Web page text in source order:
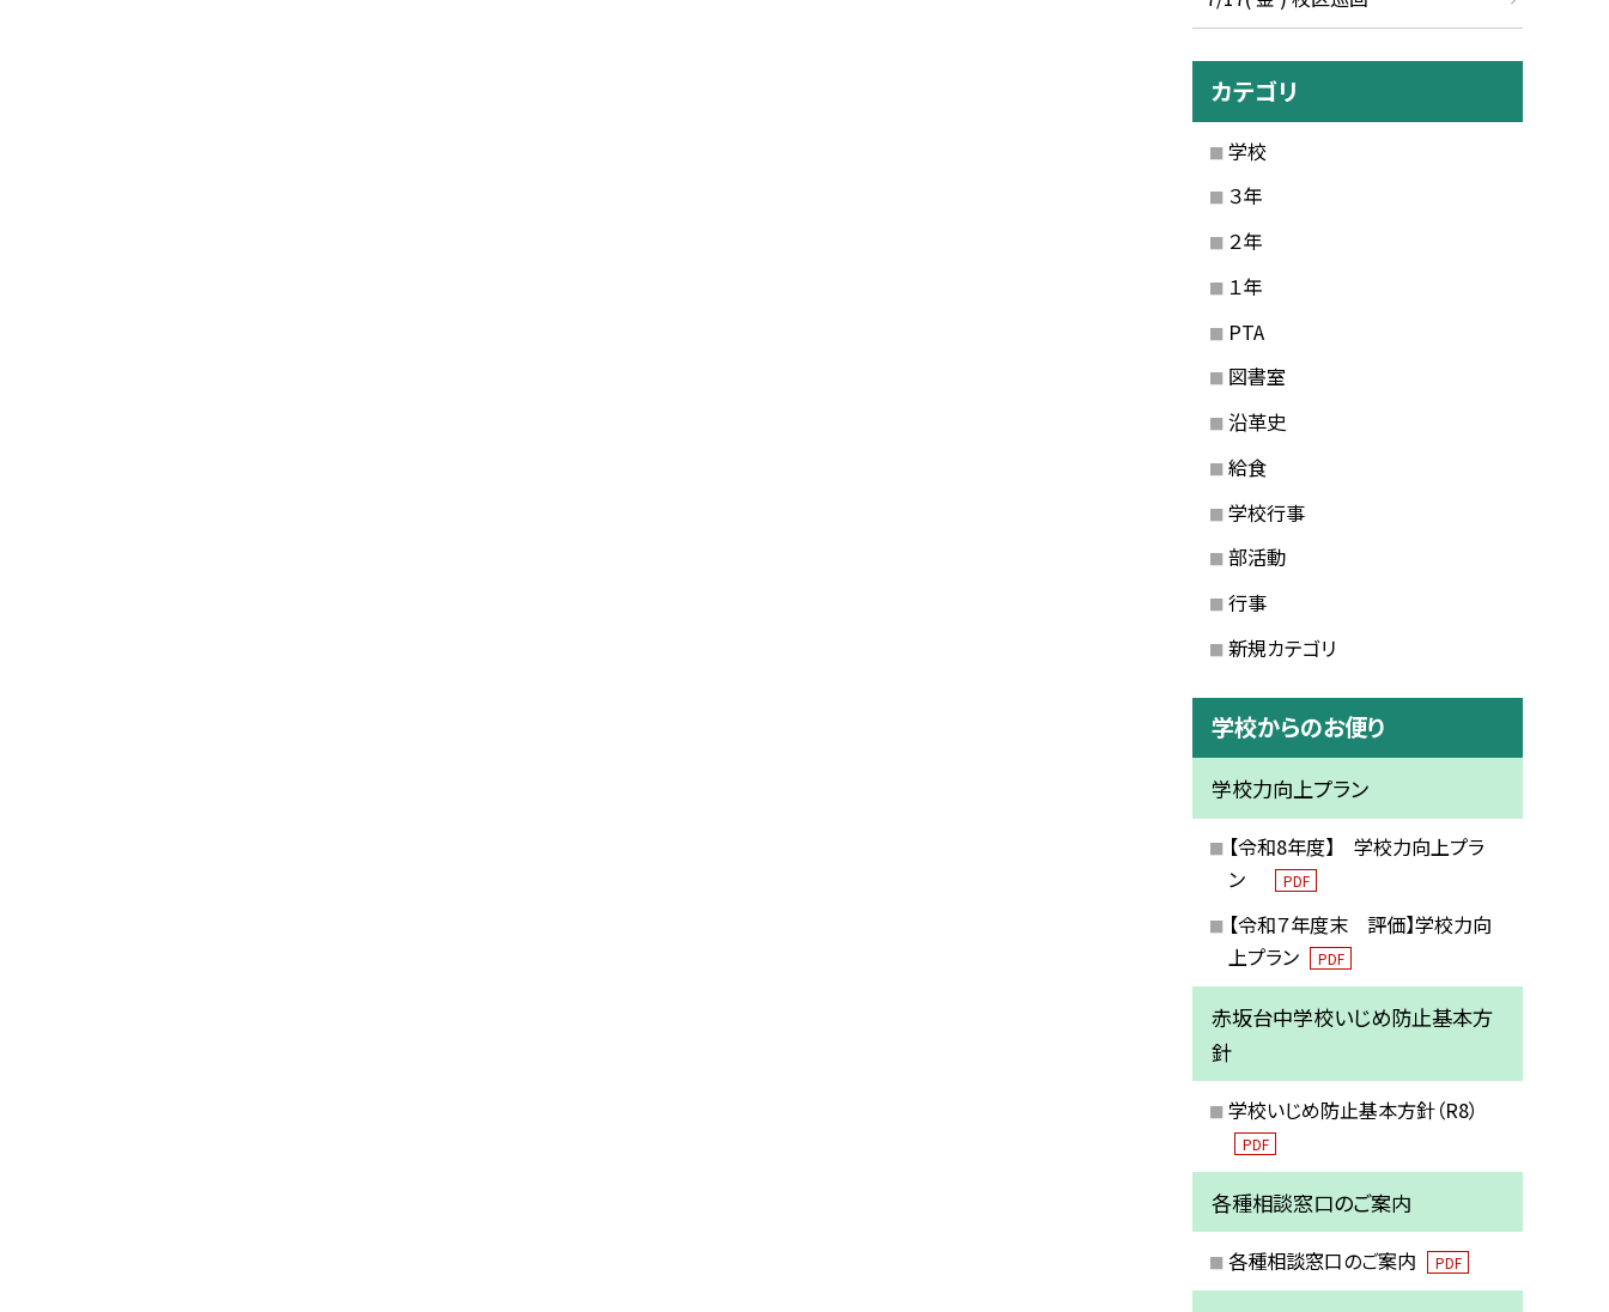
カテゴリ
学校
３年
２年
１年
PTA
図書室
沿革史
給食
学校行事
部活動
行事
新規カテゴリ
学校からのお便り
学校力向上プラン
【令和8年度】 学校力向上プラ
ン
PDF
【令和７年度末 評価】学校力向
上プラン
PDF
赤坂台中学校いじめ防止基本方
針
学校いじめ防止基本方針（R8）
PDF
各種相談窓口のご案内
各種相談窓口のご案内 PDF